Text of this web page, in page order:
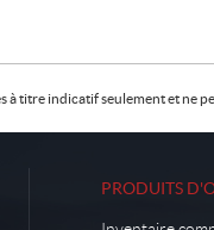
à titre indicatif seulement et ne
PRODUITS